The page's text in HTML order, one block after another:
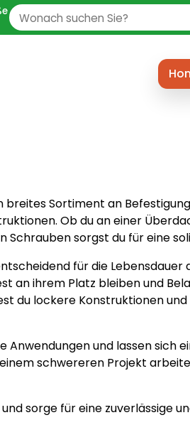
Zoeken
naar:
breites Sortiment an
Ob du an einer
sorgst du für eine
für die Lebensdauer
an ihrem Platz bleiben und
du lockere Konstruktionen
Anwendungen und lassen sich
schwereren Projekt
sorge für eine zuverlässige